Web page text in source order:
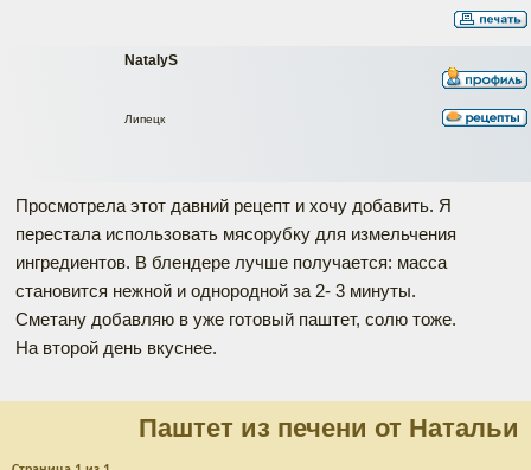
NatalyS
Липецк
Просмотрела этот давний рецепт и хочу добавить. Я
перестала использовать мясорубку для измельчения
ингредиентов. В блендере лучше получается: масса
становится нежной и однородной за 2- 3 минуты.
Сметану добавляю в уже готовый паштет, солю тоже.
На второй день вкуснее.
Паштет из печени от Натальи